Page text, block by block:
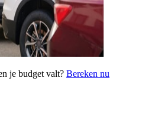
je budget valt? Bereken nu